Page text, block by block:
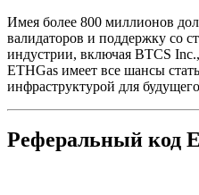
Имея более 800 миллионов
валидаторов и поддержку со
индустрии, включая BTCS
ETHGas имеет все шансы
инфраструктурой для
Реферальный код